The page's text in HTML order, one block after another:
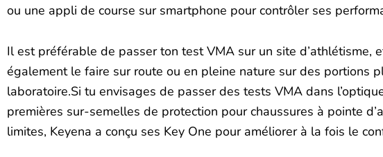
ou une appli de course sur smartphone pour contrôler ses
Il est préférable de passer ton test VMA sur un site
également le faire sur route ou en pleine nature sur des portions
laboratoire.Si tu envisages de passer des tests VMA dans
premières sur-semelles de protection pour chaussures à pointe
limites, Keyena a conçu ses Key One pour améliorer à la fois le